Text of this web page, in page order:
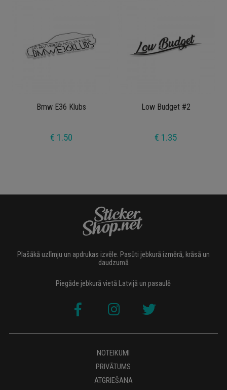
Bmw E36 Klubs
€ 1.50
Low Budget #2
€ 1.35
Plašākā uzlīmju un apdrukas izvēle. Pasūti jebkurā izmērā, krāsā un
daudzumā
Piegāde jebkurā vietā Latvijā un pasaulē
NOTEIKUMI
PRIVĀTUMS
ATGRIEŠANA